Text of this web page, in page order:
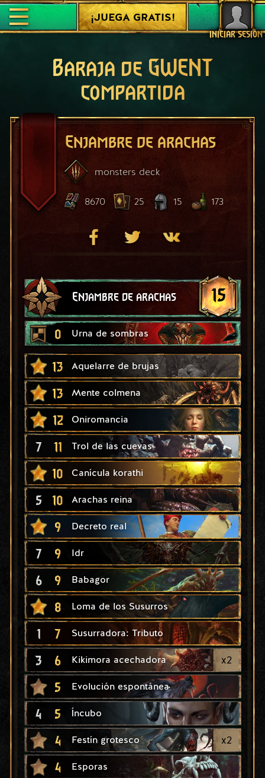
INICIAR SESIÓN
¡JUEGA GRATIS!
Baraja de GWENT
compartida
Enjambre de arachas
monsters deck
8670 25 15 173
Enjambre de arachas 15
0 Urna de sombras
13 Aquelarre de brujas
13 Mente colmena
12 Oniromancia
7 11 Trol de las cuevas
10 Canícula korathi
5 10 Arachas reina
9 Decreto real
7 9 Idr
6 9 Babagor
8 Loma de los Susurros
1 7 Susurradora: Tributo
3 6 Kikimora acechadora x2
5 Evolución espontánea
4 5 Íncubo
4 Festín grotesco x2
4 Esporas